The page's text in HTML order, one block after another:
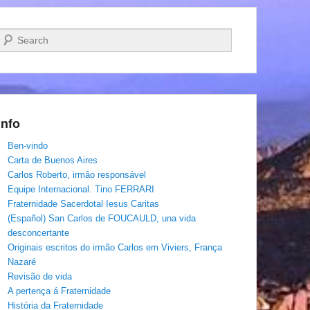
Pesquisar…
Ben-vindo
Carta de Buenos Aires
Carlos Roberto, irmâo responsável
Equipe Internacional. Tino FERRARI
Fraternidade Sacerdotal Iesus Caritas
(Español) San Carlos de FOUCAULD, una vida
desconcertante
Originais escritos do irmão Carlos em Viviers, França
Nazaré
Revisão de vida
A pertença á Fraternidade
História da Fraternidade